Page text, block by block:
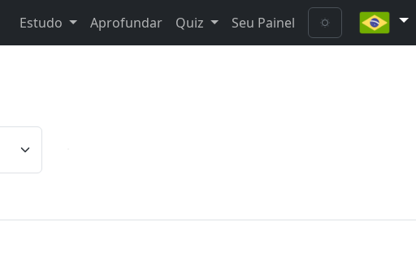
Estudo Aprofundar Quiz Seu Painel